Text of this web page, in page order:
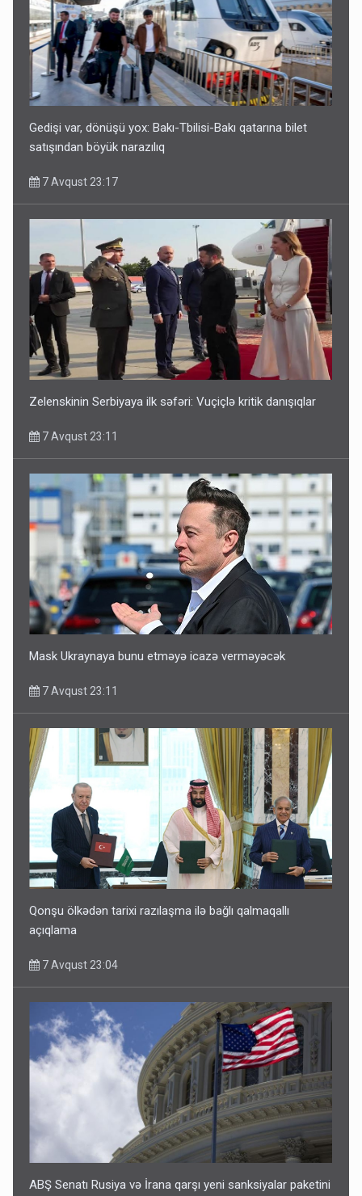
Geri çağırılan səfir Abel Məhərrəmovun oğludur - DOSYE
7 Avqust 14:07
Media və Yayım Şurasına əlavə hüquq və vəzifələr verilib
7 Avqust 13:24
Gedişi var, dönüşü yox: Bakı-Tbilisi-Bakı qatarına bilet
satışından böyük narazılıq
7 Avqust 23:17
Zelenskinin Serbiyaya ilk səfəri: Vuçiçlə kritik danışıqlar
7 Avqust 23:11
Mask Ukraynaya bunu etməyə icazə verməyəcək
7 Avqust 23:11
Qonşu ölkədən tarixi razılaşma ilə bağlı qalmaqallı
açıqlama
7 Avqust 23:04
ABŞ Senatı Rusiya və İrana qarşı yeni sanksiyalar paketini